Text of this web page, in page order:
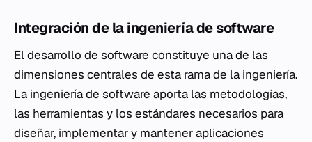
Integración de la ingeniería de software
El desarrollo de software constituye una de las
dimensiones centrales de esta rama de la ingeniería.
La ingeniería de software aporta las metodologías,
las herramientas y los estándares necesarios para
diseñar, implementar y mantener aplicaciones